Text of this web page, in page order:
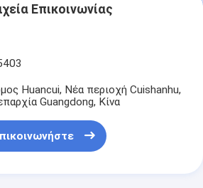
Επικοινωνίας
Huancui, Νέα περιοχή Cuishanhu,
Guangdong, Κίνα